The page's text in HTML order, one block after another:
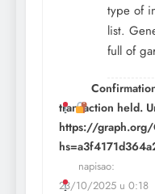
type of
list.
full of
transaction held.
https://graph.org/
napisao:
23/10/2025 u 0:18